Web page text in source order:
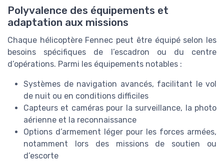
Polyvalence des équipements et
adaptation aux missions
Chaque hélicoptère Fennec peut être équipé selon les
besoins spécifiques de l’escadron ou du centre
d’opérations. Parmi les équipements notables :
Systèmes de navigation avancés, facilitant le vol
de nuit ou en conditions difficiles
Capteurs et caméras pour la surveillance, la photo
aérienne et la reconnaissance
Options d’armement léger pour les forces armées,
notamment lors des missions de soutien ou
d’escorte